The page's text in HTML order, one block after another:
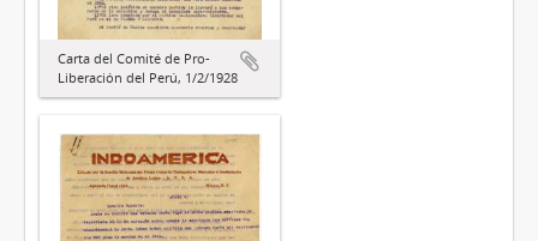
Carta del Comité de Pro-
Liberación del Perú, 1/2/1928